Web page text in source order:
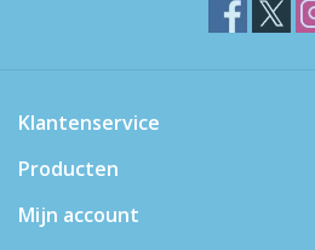
Klantenservice
Producten
Mijn account